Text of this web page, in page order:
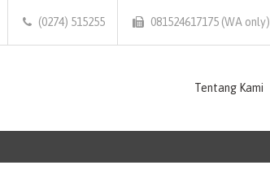
(0274) 515255 081524617175 (WA only)
Tentang Kami